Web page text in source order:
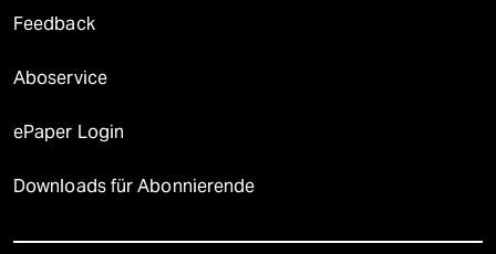
Feedback
Aboservice
ePaper Login
Downloads für Abonnierende